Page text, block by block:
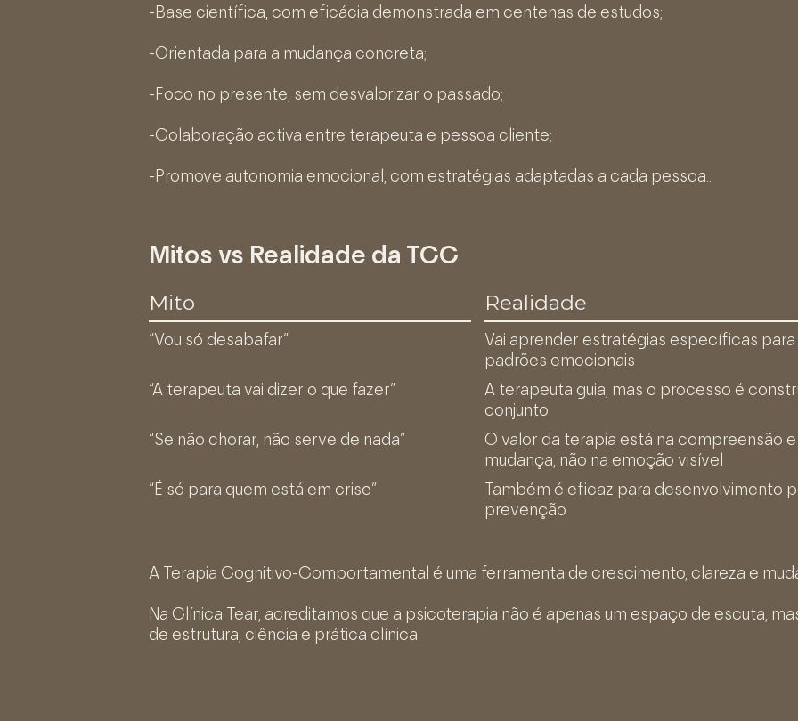
-Base científica, com eficácia demonstrada em centenas de estudos;
-Orientada para a mudança concreta;
-Foco no presente, sem desvalorizar o passado;
-Colaboração activa entre terapeuta e pessoa cliente;
-Promove autonomia emocional, com estratégias adaptadas a cada pessoa..
Mitos vs Realidade da TCC
Mito
“Vou só desabafar”
“A terapeuta vai dizer o que fazer”
“Se não chorar, não serve de nada”
“É só para quem está em crise”
Realidade
Vai aprender estratégias específicas para
padrões emocionais
A terapeuta guia, mas o processo é
conjunto
O valor da terapia está na compreensão e
mudança, não na emoção visível
Também é eficaz para desenvolvimento
prevenção
A Terapia Cognitivo-Comportamental é uma ferramenta de crescimento, clareza e
Na Clínica Tear, acreditamos que a psicoterapia não é apenas um espaço de escuta,
de estrutura, ciência e prática clínica.